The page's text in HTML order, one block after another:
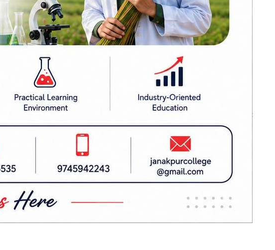
लिखित प्रस्ताव पनि
प्रयास भएको
प्रस्ताव गरिएको छ।
हस्ताक्षर रहेको
लागुऔषधसहित
विभिन्न स्थानबाट २०
जना पक्राउ
बन्द र घाटामा
थलिएका केही
उद्योगमा आशालाग्दा
परिणाम देखिन थाले :
प्रधानमन्त्री शाह
सिराहामा ९१ किलो
गाँजासहित एकजना
पक्राउ, ४ जना फरार